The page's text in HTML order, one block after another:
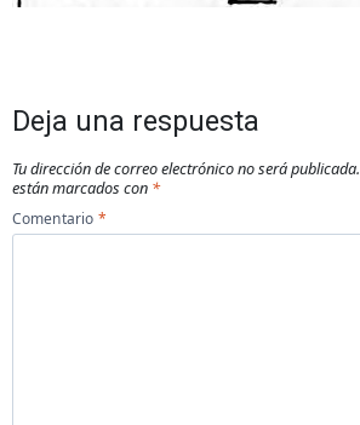
Deja una respuesta
Tu dirección de correo electrónico no será publicada.
están marcados con *
Comentario *